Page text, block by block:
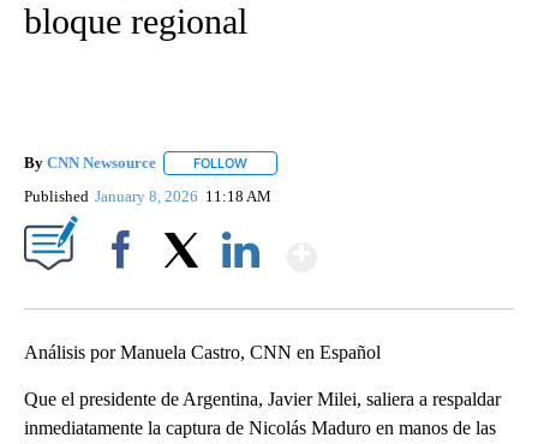
bloque regional
By CNN Newsource FOLLOW
Published January 8, 2026 11:18 AM
Análisis por Manuela Castro, CNN en Español
Que el presidente de Argentina, Javier Milei, saliera a respaldar
inmediatamente la captura de Nicolás Maduro en manos de las